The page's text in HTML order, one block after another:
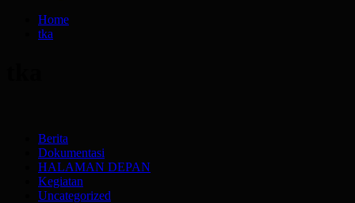
Home
tka
Berita
Dokumentasi
HALAMAN DEPAN
Kegiatan
Uncategorized